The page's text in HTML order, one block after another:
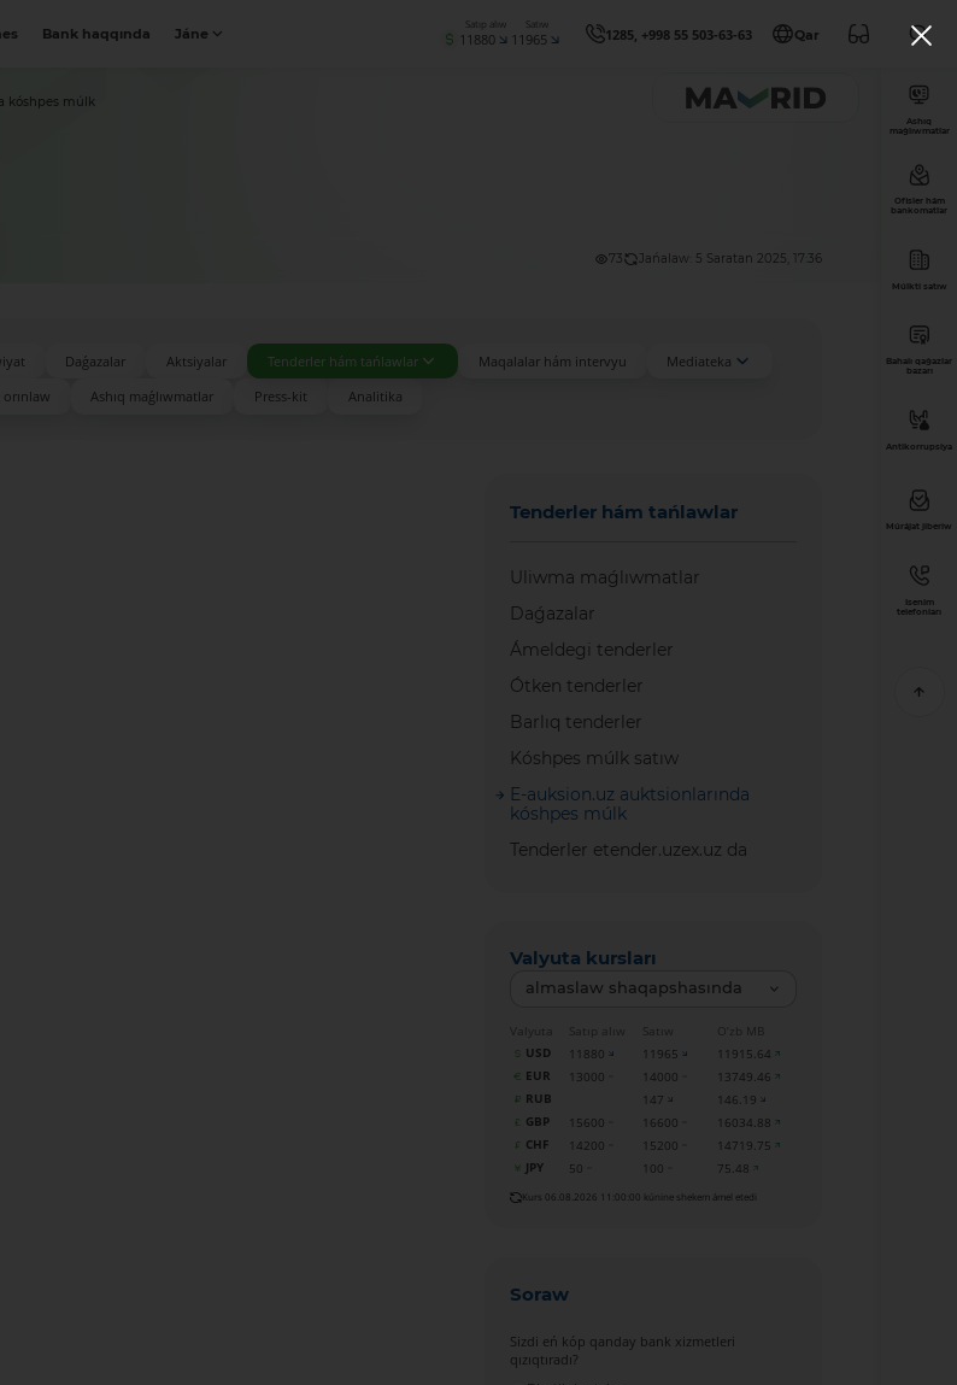
Bank haqqında Jáne
Satıp alıw
11880
Satıw
11965 1285, +998 55 503-63-63 Qar
kóshpes múlk
73 Jańalaw: 5 Saratan 2025, 17:36
Daǵazalar Aktsiyalar Tenderler hám tańlawlar Maqalalar hám intervyu
Mediateka
Ashıq maǵlıwmatlar Press-kit Analitika
Tenderler hám tańlawlar
Uliwma maǵlıwmatlar
Daǵazalar
Ámeldegi tenderler
Ótken tenderler
Barlıq tenderler
Kóshpes múlk satıw
E-auksion.uz auktsionlarında
kóshpes múlk
Tenderler etender.uzex.uz da
Valyuta kursları
almaslaw shaqapshasında
Valyuta Satıp alıw Satıw
O‘zb MB
USD
11880 11965
11915.64
EUR
13000 14000
13749.46
RUB
147
146.19
GBP
15600 16600
16034.88
CHF
14200 15200
14719.75
JPY
50 100 75.48
Kurs 06.08.2026 11:00:00 kúnine shekem ámel etedi
Soraw
Sizdi eń kóp qanday bank xizmetleri
qızıqtıradı?
Ashıq
maǵlıwmatlar
Ofisler hám
bankomatlar
Múlkti satıw
Bahalı qaǵazlar
bazarı
Antikorrupsiya
Múrájat jiberiw
Isenim
telefonları